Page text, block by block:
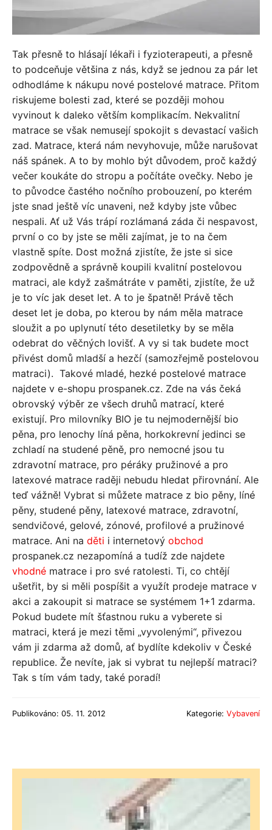
Tak přesně to hlásají lékaři i fyzioterapeuti, a přesně
to podceňuje většina z nás, když se jednou za pár let
odhodláme k nákupu nové postelové matrace. Přitom
riskujeme bolesti zad, které se později mohou
vyvinout k daleko větším komplikacím. Nekvalitní
matrace se však nemusejí spokojit s devastací vašich
zad. Matrace, která nám nevyhovuje, může narušovat
náš spánek. A to by mohlo být důvodem, proč každý
večer koukáte do stropu a počítáte ovečky. Nebo je
to původce častého nočního probouzení, po kterém
jste snad ještě víc unaveni, než kdyby jste vůbec
nespali. Ať už Vás trápí rozlámaná záda či nespavost,
první o co by jste se měli zajímat, je to na čem
vlastně spíte. Dost možná zjistíte, že jste si sice
zodpovědně a správně koupili kvalitní postelovou
matraci, ale když zašmátráte v paměti, zjistíte, že už
je to víc jak deset let. A to je špatně! Právě těch
deset let je doba, po kterou by nám měla matrace
sloužit a po uplynutí této desetiletky by se měla
odebrat do věčných lovišť. A vy si tak budete moct
přivést domů mladší a hezčí (samozřejmě postelovou
matraci). Takové mladé, hezké postelové matrace
najdete v e-shopu prospanek.cz. Zde na vás čeká
obrovský výběr ze všech druhů matrací, které
existují. Pro milovníky BIO je tu nejmodernější bio
pěna, pro lenochy líná pěna, horkokrevní jedinci se
zchladí na studené pěně, pro nemocné jsou tu
zdravotní matrace, pro péráky pružinové a pro
latexové matrace raději nebudu hledat přirovnání. Ale
teď vážně! Vybrat si můžete matrace z bio pěny, líné
pěny, studené pěny, latexové matrace, zdravotní,
sendvičové, gelové, zónové, profilové a pružinové
matrace. Ani na děti i internetový obchod
prospanek.cz nezapomíná a tudíž zde najdete
vhodné matrace i pro své ratolesti. Ti, co chtějí
ušetřit, by si měli pospíšit a využít prodeje matrace v
akci a zakoupit si matrace se systémem 1+1 zdarma.
Pokud budete mít šťastnou ruku a vyberete si
matraci, která je mezi těmi „vyvolenými“, přivezou
vám ji zdarma až domů, ať bydlíte kdekoliv v České
republice. Že nevíte, jak si vybrat tu nejlepší matraci?
Tak s tím vám tady, také poradí!
Publikováno: 05. 11. 2012 Kategorie: Vybavení